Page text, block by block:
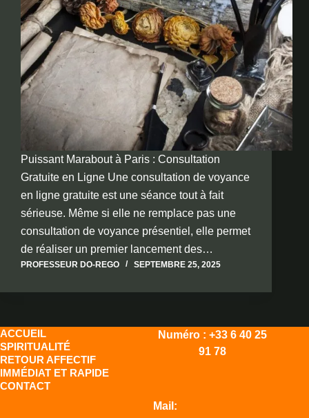
Puissant Marabout à Paris : Consultation
Gratuite en Ligne Une consultation de voyance
en ligne gratuite est une séance tout à fait
sérieuse. Même si elle ne remplace pas une
consultation de voyance présentiel, elle permet
de réaliser un premier lancement des…
PROFESSEUR DO-REGO SEPTEMBRE 25, 2025
ACCUEIL
SPIRITUALITÉ
RETOUR AFFECTIF
IMMÉDIAT ET RAPIDE
CONTACT
Numéro : +33 6 40 25
91 78
Mail: